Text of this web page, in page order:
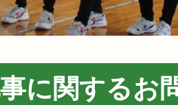
に関するお